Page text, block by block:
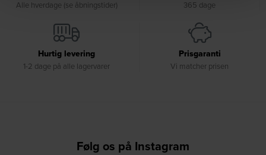
Alle hverdage (se åbningstider) 365 dage
Hurtig levering
1-2 dage på alle lagervarer
Prisgaranti
Vi matcher prisen
Følg os på Instagram